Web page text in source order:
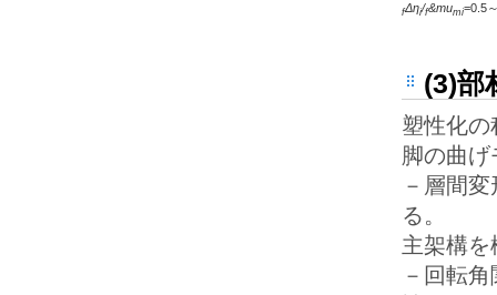
fΔηi/f&mumi=0.5
(3)部
塑性化
脚の曲
－層間
る。
主架構
－回転